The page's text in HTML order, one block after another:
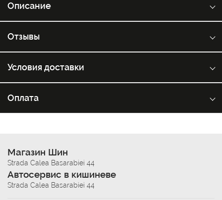
Описание
Отзывы
Условия доставки
Оплата
Магазин Шин
Strada Calea Basarabiei 44
Автосервис в кишиневе
Strada Calea Basarabiei 44